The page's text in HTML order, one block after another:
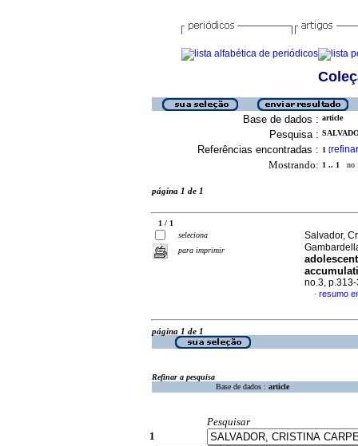
Base de dados : article
Pesquisa :
Referências encontradas : 1 [refinar
Mostrando: 1 .. 1 no
página 1 de 1
1 / 1
seleciona
para imprimir
Salvador,
no.3,
· resumo
página 1 de 1
Refinar a pesquisa
Base de dados : article
Pesquisar
1